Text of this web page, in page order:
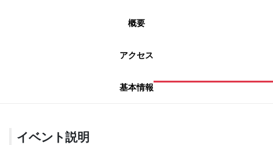
概要
アクセス
基本情報
イベント説明